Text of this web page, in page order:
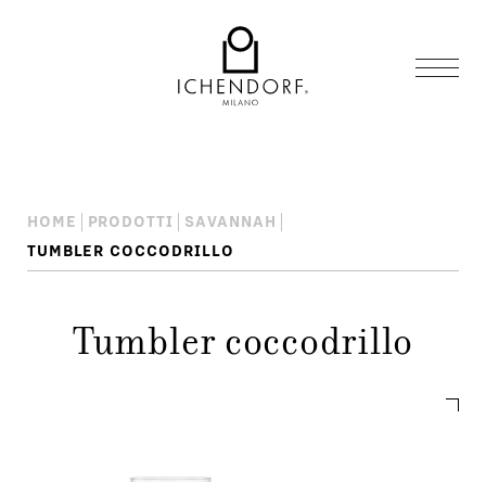
HOME PRODOTTI
SAVANNAH
TUMBLER COCCODRILLO
Tumbler coccodrillo